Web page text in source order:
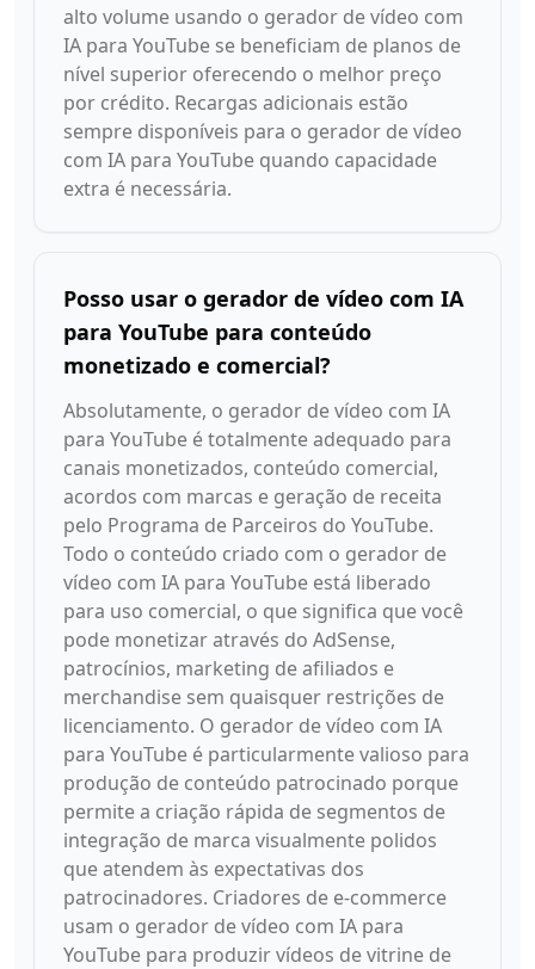
alto volume usando o gerador de vídeo com
IA para YouTube se beneficiam de planos de
nível superior oferecendo o melhor preço
por crédito. Recargas adicionais estão
sempre disponíveis para o gerador de vídeo
com IA para YouTube quando capacidade
extra é necessária.
Posso usar o gerador de vídeo com IA
para YouTube para conteúdo
monetizado e comercial?
Absolutamente, o gerador de vídeo com IA
para YouTube é totalmente adequado para
canais monetizados, conteúdo comercial,
acordos com marcas e geração de receita
pelo Programa de Parceiros do YouTube.
Todo o conteúdo criado com o gerador de
vídeo com IA para YouTube está liberado
para uso comercial, o que significa que você
pode monetizar através do AdSense,
patrocínios, marketing de afiliados e
merchandise sem quaisquer restrições de
licenciamento. O gerador de vídeo com IA
para YouTube é particularmente valioso para
produção de conteúdo patrocinado porque
permite a criação rápida de segmentos de
integração de marca visualmente polidos
que atendem às expectativas dos
patrocinadores. Criadores de e-commerce
usam o gerador de vídeo com IA para
YouTube para produzir vídeos de vitrine de